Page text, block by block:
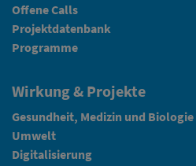
Offene Calls
Projektdatenbank
Programme
Wirkung & Projekte
Gesundheit, Medizin und Biologie
Umwelt
Digitalisierung